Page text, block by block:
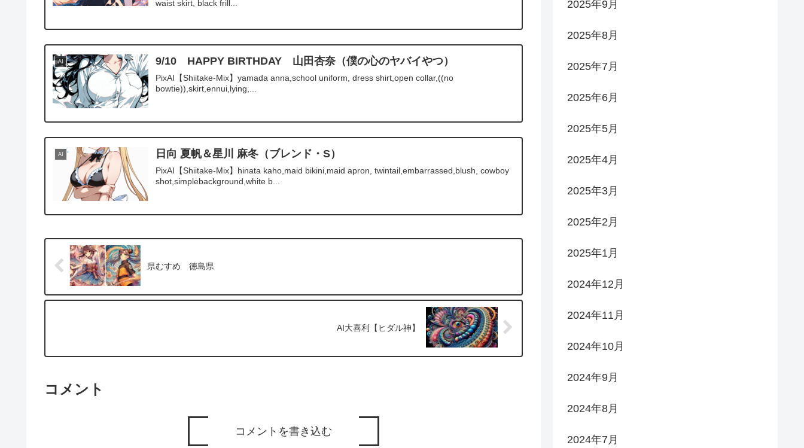
waist skirt, black frill...
AI 9/10 HAPPY BIRTHDAY 山田杏奈（僕の心のヤバイやつ）
PixAI【Shiitake-Mix】yamada anna,school uniform, dress shirt,open collar,((no
bowtie)),skirt,ennui,lying,...
AI 日向 夏帆＆星川 麻冬（ブレンド・S）
PixAI【Shiitake-Mix】hinata kaho,maid bikini,maid apron, twintail,embarrassed,blush, cowboy
shot,simplebackground,white b...
県むすめ 徳島県
AI大喜利【ヒダル神】
コメント
コメントを書き込む
2025年9月
2025年8月
2025年7月
2025年6月
2025年5月
2025年4月
2025年3月
2025年2月
2025年1月
2024年12月
2024年11月
2024年10月
2024年9月
2024年8月
2024年7月